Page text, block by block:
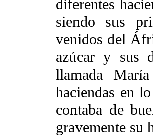
diferentes
siendo sus
venidos del
azúcar y sus
llamada
haciendas en
contaba de
gravemente su